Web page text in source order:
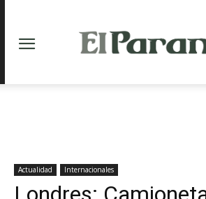
Actualidad Internacionales